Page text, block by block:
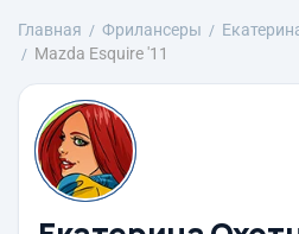
Главная Фрилансеры
Mazda Esquire '11